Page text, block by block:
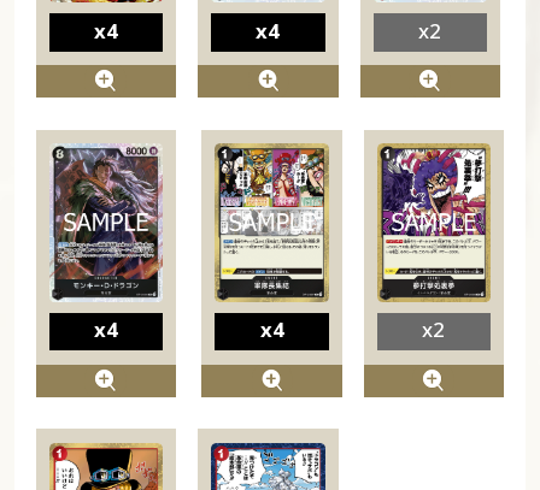
x4 x4 x2
x4 x4 x2